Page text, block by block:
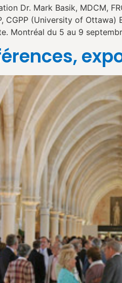
Dr. Mark Basik, MDCM,
CGPP (University of
Montréal du 5 au 9